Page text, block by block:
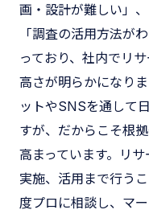
画・設計が難しい」
「調査の活用方法が
っており、社内でリ
高さが明らかになり
ットやSNSを通して
すが、だからこそ根
高まっています。リ
実施、活用まで行う
度プロに相談し、マ